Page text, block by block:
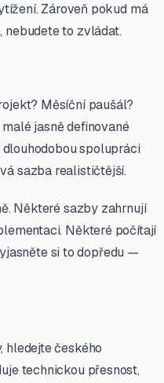
Zároveň pokud má
nebudete to zvládat.
Měsíční paušál?
jasně definované
spolupráci
sazba realističtější.
Některé sazby zahrnují
Některé počítají
si to dopředu —
hledejte českého
technickou přesnost,